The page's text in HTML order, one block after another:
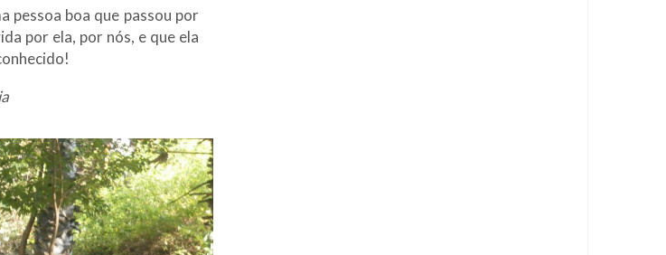
pessoa boa que passou por
por ela, por nós, e que ela